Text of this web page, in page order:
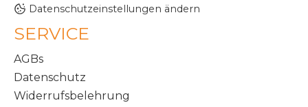
Datenschutzeinstellungen ändern
SERVICE
AGBs
Datenschutz
Widerrufsbelehrung